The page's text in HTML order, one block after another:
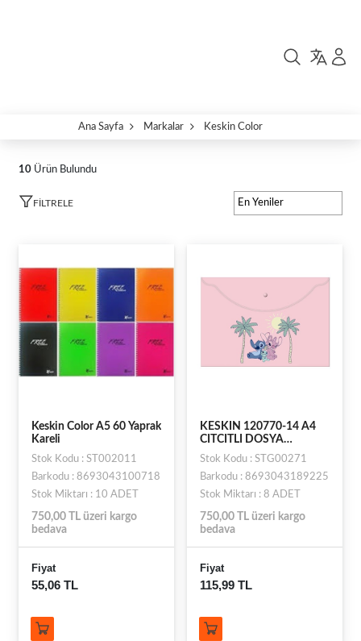
Ana Sayfa Markalar Keskin Color
10 Ürün Bulundu
FILTRELE
Keskin Color A5 60 Yaprak
Kareli
Stok Kodu : ST002011
Barkodu : 8693043100718
Stok Miktarı : 10 ADET
750,00 TL üzeri kargo
bedava
Fiyat
55,06 TL
KESKIN 120770-14 A4
CITCITLI DOSYA
LILO&STITCH
Stok Kodu : STG00271
Barkodu : 8693043189225
Stok Miktarı : 8 ADET
750,00 TL üzeri kargo
bedava
Fiyat
115,99 TL